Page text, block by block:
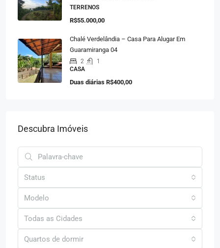
TERRENOS
R$55.000,00
Chalé Verdelândia – Casa Para Alugar Em
Guaramiranga 04
2
1
CASA
Duas diárias R$400,00
Descubra Imóveis
Status
Modelo
Todas as Cidades
Quartos de dormir